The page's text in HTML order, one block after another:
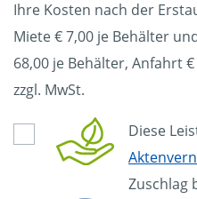
Ihre Kosten nach der
Miete € 7,00 je Behälter
68,00 je Behälter, Anfahrt
zzgl. MwSt.
Diese
Zuschlag